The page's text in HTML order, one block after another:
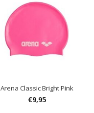
Arena Classic Bright Pink
€9,95